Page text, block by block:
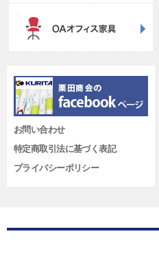
お問い合わせ
特定商取引法に基づく表記
プライバシーポリシー